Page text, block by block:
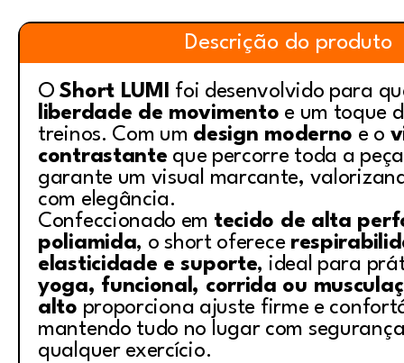
Descrição do produto
OShort LUMI foi desenvolvido para
liberdade de movimento e um toque
treinos. Com um design moderno e o
contrastante que percorre toda a
garante um visual marcante,
com elegância.
Confeccionado em tecido de alta
poliamida, o short oferece
elasticidade e suporte, ideal para
yoga, funcional, corrida ou
alto proporciona ajuste firme e
mantendo tudo no lugar com
qualquer exercício.